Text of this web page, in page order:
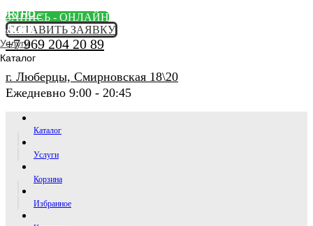
ЗАПИСЬ - ОНЛАЙН
ОСТАВИТЬ ЗАЯВКУ
+7 969 204 20 89
г. Люберцы, Смирновская 18\20
Ежедневно 9:00 - 20:45
Каталог
Услуги
Корзина
Избранное
ORTHO -
SALON
Услуги
Каталог